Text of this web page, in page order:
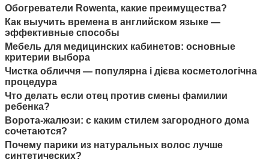
Обогреватели Rowenta, какие преимущества?
Как выучить времена в английском языке —
эффективные способы
Мебель для медицинских кабинетов: основные
критерии выбора
Чистка обличчя — популярна і дієва косметологічна
процедура
Что делать если отец против смены фамилии
ребенка?
Ворота-жалюзи: с каким стилем загородного дома
сочетаются?
Почему парики из натуральных волос лучше
синтетических?